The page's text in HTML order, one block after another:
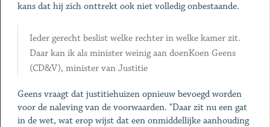
kans dat hij zich onttrekt ook niet volledig onbestaande.
Ieder gerecht beslist welke rechter in welke kamer zit.
Daar kan ik als minister weinig aan doenKoen Geens
(CD&V), minister van Justitie
Geens vraagt dat justitiehuizen opnieuw bevoegd worden
voor de naleving van de voorwaarden. "Daar zit nu een gat
in de wet, wat erop wijst dat een onmiddellijke aanhouding